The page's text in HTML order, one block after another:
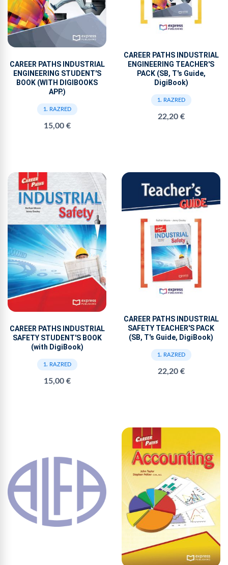
CAREER PATHS INDUSTRIAL
ENGINEERING STUDENT'S
BOOK (WITH DIGIBOOKS
APP.)
1. RAZRED
15,00 €
CAREER PATHS INDUSTRIAL
ENGINEERING TEACHER'S
PACK (SB, T's Guide,
DigiBook)
1. RAZRED
22,20 €
CAREER PATHS INDUSTRIAL
SAFETY STUDENT'S BOOK
(with DigiBook)
1. RAZRED
15,00 €
CAREER PATHS INDUSTRIAL
SAFETY TEACHER'S PACK
(SB, T's Guide, DigiBook)
1. RAZRED
22,20 €